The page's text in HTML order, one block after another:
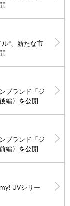
“、新たな市
ブランド「ジ
編〉を公開
ブランド「ジ
編〉を公開
UVシリー